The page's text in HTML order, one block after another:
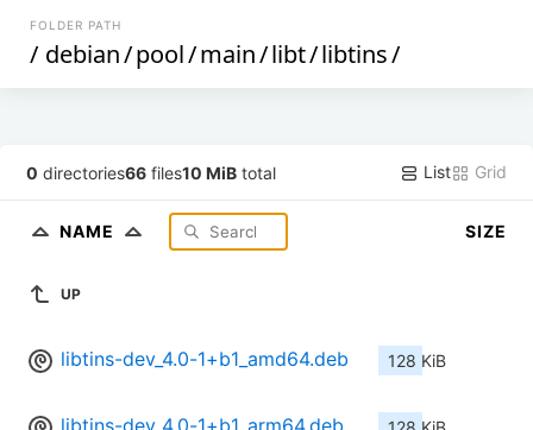
FOLDER PATH
/ debian/pool/main/libt/libtins/
0 directories66 files10 MiB total List Grid
NAME SIZE
UP
libtins-dev_4.0-1+b1_amd64.deb 128 KiB